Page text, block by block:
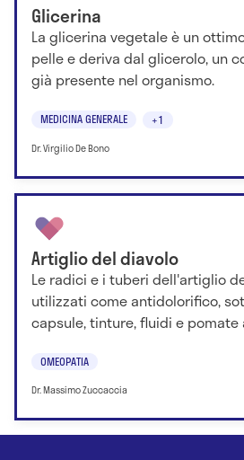
Glicerina
La glicerina vegetale è un
pelle e deriva dal glicerolo, un
già presente nel organismo.
MEDICINA GENERALE +1
Dr. Virgilio De Bono
Artiglio del diavolo
Le radici e i tuberi dell'artiglio
utilizzati come antidolorifico,
capsule, tinture, fluidi e pomate
OMEOPATIA
Dr. Massimo Zuccaccia